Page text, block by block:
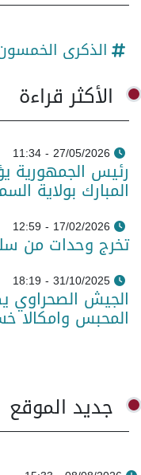
الذكرى
الأكثر قراءة
27/05/2026 - 11:34
رئيس الجمهورية
المبارك بولاية
17/02/2026 - 12:59
تخرج وحدات من
31/10/2025 - 18:19
الجيش الصحراوي
المحبس وامكالا
جديد الموقع